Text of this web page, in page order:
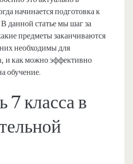
начинается подготовка к
В данной статье мы шаг за
предметы заканчиваются
необходимы для
и как можно эффективно
обучение.
7 класса в